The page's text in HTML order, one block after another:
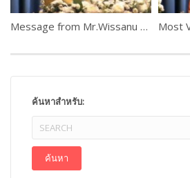
Message from Mr.Wissanu Krea-ngam , Deputy Prime Minister of Thailand
ค้นหาสำหรับ: